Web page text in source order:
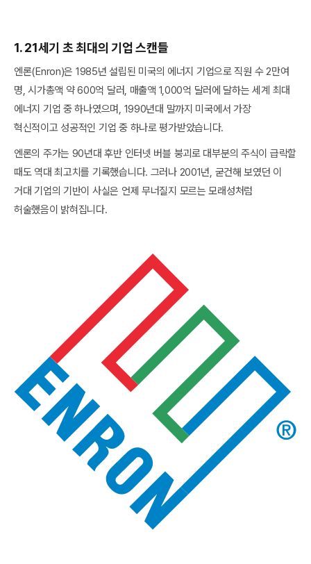
1. 21세기 초 최대의 기업 스캔들
엔론(Enron)은 1985년 설립된 미국의 에너지 기업으로 직원 수 2만여
명, 시가총액 약 600억 달러, 매출액 1,000억 달러에 달하는 세계 최대
에너지 기업 중 하나였으며, 1990년대 말까지 미국에서 가장
혁신적이고 성공적인 기업 중 하나로 평가받았습니다.
엔론의 주가는 90년대 후반 인터넷 버블 붕괴로 대부분의 주식이 급락할
때도 역대 최고치를 기록했습니다. 그러나 2001년, 굳건해 보였던 이
거대 기업의 기반이 사실은 언제 무너질지 모르는 모래성처럼
허술했음이 밝혀집니다.